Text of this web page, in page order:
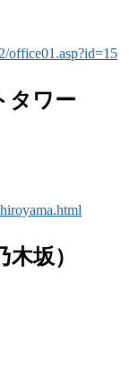
office01.asp?id=15
タワー
木坂）